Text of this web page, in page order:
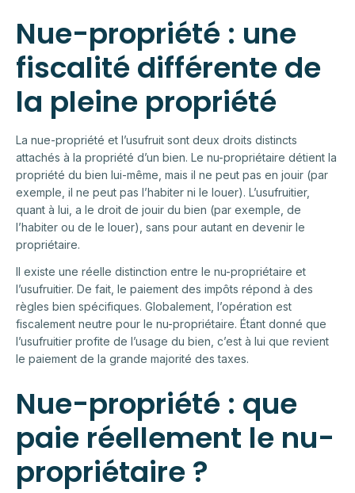
Nue-propriété : une
fiscalité différente de
la pleine propriété
La nue-propriété et l’usufruit sont deux droits distincts
attachés à la propriété d’un bien. Le nu-propriétaire détient la
propriété du bien lui-même, mais il ne peut pas en jouir (par
exemple, il ne peut pas l’habiter ni le louer). L’usufruitier,
quant à lui, a le droit de jouir du bien (par exemple, de
l’habiter ou de le louer), sans pour autant en devenir le
propriétaire.
Il existe une réelle distinction entre le nu-propriétaire et
l’usufruitier. De fait, le paiement des impôts répond à des
règles bien spécifiques. Globalement, l’opération est
fiscalement neutre pour le nu-propriétaire. Étant donné que
l’usufruitier profite de l’usage du bien, c’est à lui que revient
le paiement de la grande majorité des taxes.
Nue-propriété : que
paie réellement le nu-
propriétaire ?